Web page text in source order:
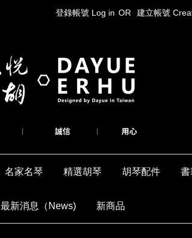
登錄帳號 Log in OR 建立帳號
名家名琴 精選胡琴 胡琴配件 書
最新消息（News) 新商品